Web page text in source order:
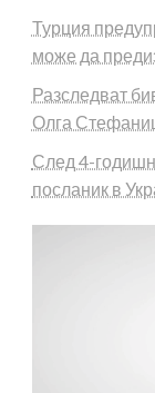
Турция
може да
Разследват
Олга
След 4-
посланик в